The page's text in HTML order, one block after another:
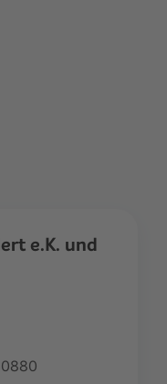
e.K. und